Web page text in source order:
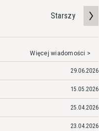
Starszy
Więcej wiadomości >
29.06.2026
15.05.2026
25.04.2026
23.04.2026